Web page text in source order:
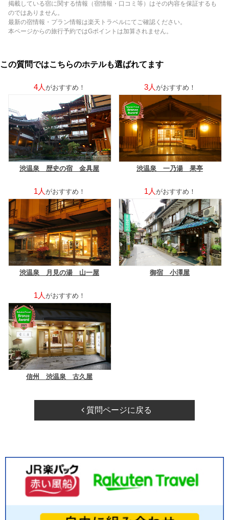
掲載している宿に関する情報（宿情報・口コミ等）はその内容を保証するも
のではありません。
最新の宿情報・プラン情報は楽天トラベルにてご確認ください。
本ページからの旅行予約ではGポイントは加算されません。
この質問ではこちらのホテルも選ばれてます
4人 がおすすめ！
渋温泉 歴史の宿 金具屋
3人 がおすすめ！
渋温泉 一乃湯 果亭
1人 がおすすめ！
渋温泉 月見の湯 山一屋
1人 がおすすめ！
御宿 小澤屋
1人 がおすすめ！
信州 渋温泉 古久屋
質問ページに戻る